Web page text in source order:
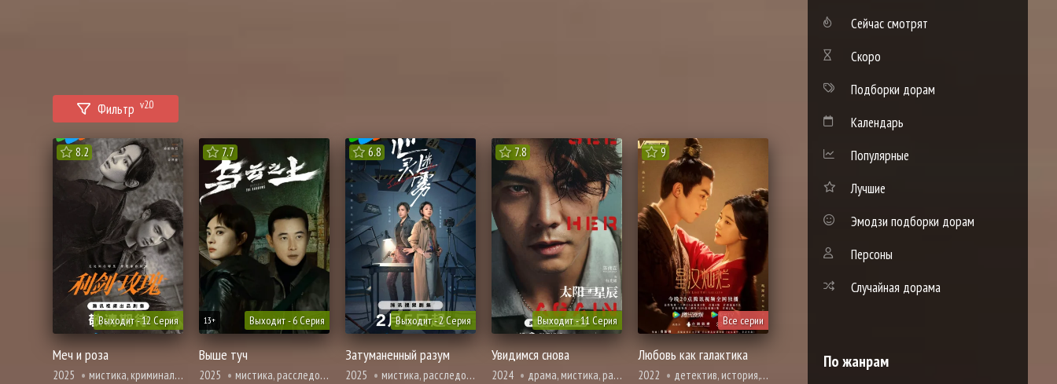
Фильтр v2.0
8.2
Выходит - 12 Серия
Меч и роза
2025 мистика, криминал, расследование, триллер, полиция
7.7
Выходит - 6 Серия
13+
Выше туч
2025 мистика, расследование, триллер, полиция
6.8
Выходит - 2 Серия
Затуманенный разум
2025 мистика, расследование, полиция, смерть
7.8
Выходит - 11 Серия
Увидимся снова
2024 драма, мистика, расследование, триллер, фэнтези, полиция, смерть
9
Все серии
Любовь как галактика
2022 детектив, история, мистика, трагическое прошлое, мелодрама, адаптация новел, романтика, полиция
Сейчас смотрят
Скоро
Подборки дорам
Календарь
Популярные
Лучшие
Эмодзи подборки дорам
Персоны
Случайная дорама
По жанрам